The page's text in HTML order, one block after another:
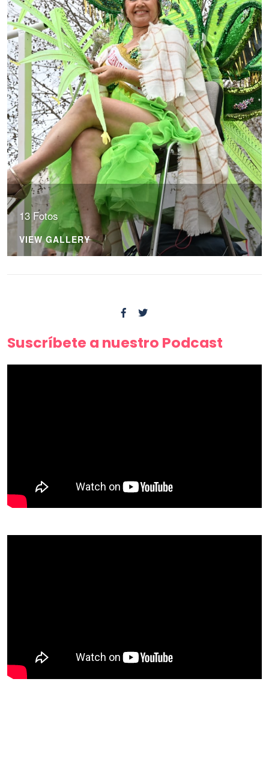
13 Fotos
VIEW GALLERY
Suscríbete a nuestro Podcast